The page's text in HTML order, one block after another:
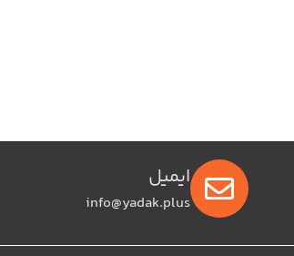
ایمیل
info@yadak.plus